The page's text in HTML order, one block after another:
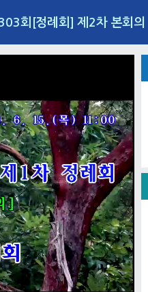
회[정례회] 제2차 본회의